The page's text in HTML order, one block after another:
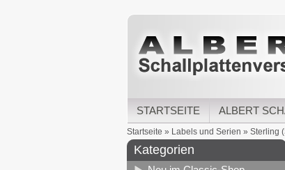
STARTSEITE ALBERT
Startseite » Labels und Serien » Sterling
Kategorien